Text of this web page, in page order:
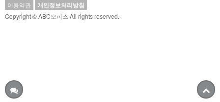
이용약관
개인정보처리방침
Copyright © ABC오피스 All rights reserved.